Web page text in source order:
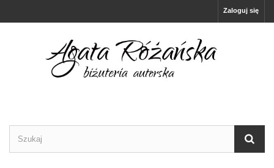
Zaloguj się